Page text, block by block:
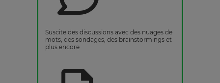
Suscite des discussions avec des nuages de
mots, des sondages, des brainstormings et
plus encore